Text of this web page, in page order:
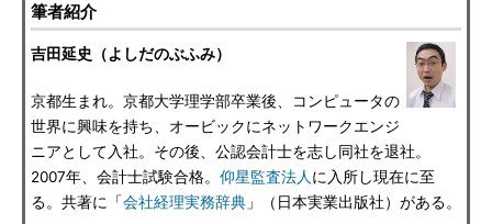
筆者紹介
吉田延史（よしだのぶふみ）
京都生まれ。京都大学理学部卒業後、コンピュータの
世界に興味を持ち、オービックにネットワークエンジ
ニアとして入社。その後、公認会計士を志し同社を退社。
2007年、会計士試験合格。 仰星監査法人 に入所し現在に至
る。共著に「会社経理実務辞典 」（日本実業出版社）がある。